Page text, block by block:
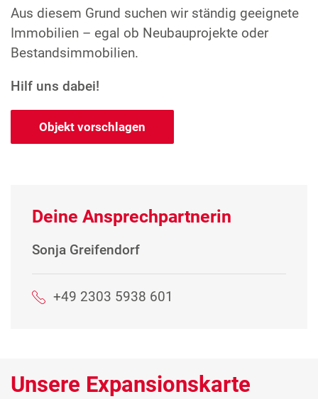
Aus diesem Grund suchen wir ständig geeignete
Immobilien – egal ob Neubauprojekte oder
Bestandsimmobilien.
Hilf uns dabei!
Objekt vorschlagen
Deine Ansprechpartnerin
Sonja Greifendorf
+49 2303 5938 601
Unsere Expansionskarte